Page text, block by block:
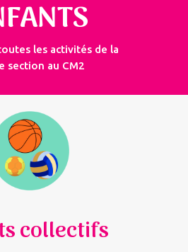
les activités de la
section au CM2
collectifs